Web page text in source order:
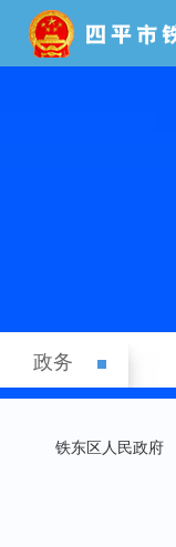
政务
铁东区人民政府